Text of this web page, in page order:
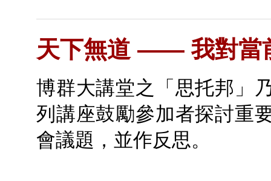
天下無道 —— 我對當
博群大講堂之「思托邦」
列講座鼓勵參加者探討重
會議題，並作反思。